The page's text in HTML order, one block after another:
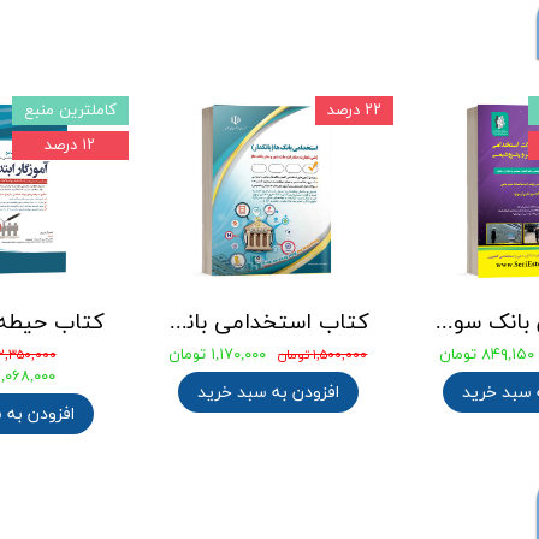
۲,۳۵۰,۰۰۰
۲,۰۶۸,۰۰۰
افزودن
کاملترین منبع
۱۲ درصد
کتاب استخدامی بانک های خصوصی و دولتی (بانکدار) 1404 انتشارات آراه
۱,۵۰۰,۰۰۰ تومان ۱,۱۷۰,۰۰۰ تومان
افزودن به سبد خرید
۲۲ درصد
جامع ترین بانک سوالات استخدامی مهندسی شیمی، پلیمر و پتروشیمی
۸۴۹,۱۵۰ تومان
سبد خرید